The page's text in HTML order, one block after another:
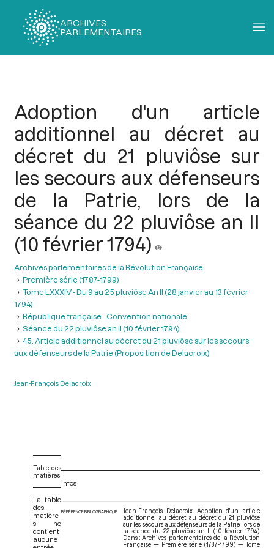
ARCHIVES
PARLEMENTAIRES
Adoption d'un article
additionnel au décret au
décret du 21 pluviôse sur
les secours aux défenseurs
de la Patrie, lors de la
séance du 22 pluviôse an II
(10 février 1794)
Archives parlementaires de la Révolution Française
Première série (1787-1799)
Tome LXXXIV - Du 9 au 25 pluviôse An II (28 janvier au 13 février
1794)
République française - Convention nationale
Séance du 22 pluviôse an II (10 février 1794)
45. Article additionnel au décret du 21 pluviôse sur les secours
aux défenseurs de la Patrie (Proposition de Delacroix)
Jean-François Delacroix
Table des
matières
La table
des
matière
s ne
contient
aucune
Infos
RÉFÉRENCE BIBLIOGRAPHIQUE
Jean-François Delacroix. Adoption d'un article
additionnel au décret au décret du 21 pluviôse
sur les secours aux défenseurs de la Patrie, lors de
la séance du 22 pluviôse an II (10 février 1794).
Dans : Archives parlementaires de la Révolution
Française — Première série (1787-1799) — Tome